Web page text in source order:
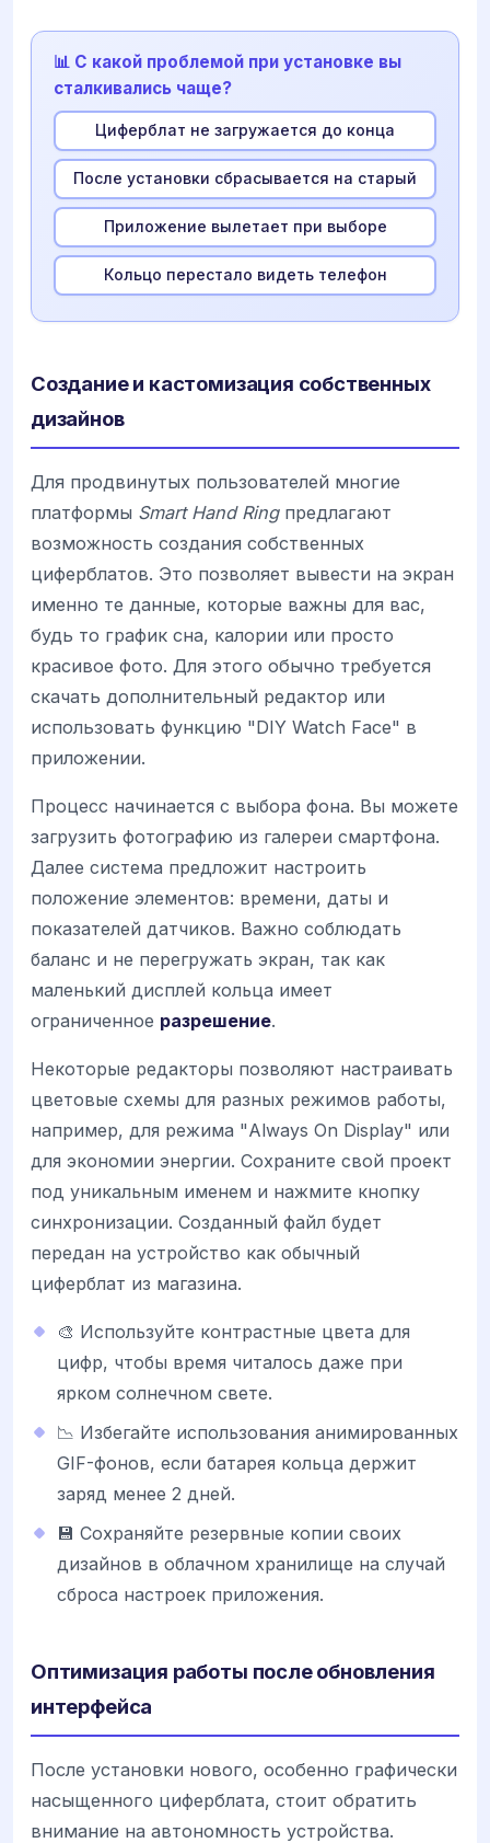
📊 С какой проблемой при установке вы
сталкивались чаще?
Циферблат не загружается до конца
После установки сбрасывается на старый
Приложение вылетает при выборе
Кольцо перестало видеть телефон
Создание и кастомизация собственных
дизайнов
Для продвинутых пользователей многие
платформы Smart Hand Ringпредлагают
возможность создания собственных
циферблатов. Это позволяет вывести на экран
именно те данные, которые важны для вас,
будь то график сна, калории или просто
красивое фото. Для этого обычно требуется
скачать дополнительный редактор или
использовать функцию "DIY Watch Face" в
приложении.
Процесс начинается с выбора фона. Вы можете
загрузить фотографию из галереи смартфона.
Далее система предложит настроить
положение элементов: времени, даты и
показателей датчиков. Важно соблюдать
баланс и не перегружать экран, так как
маленький дисплей кольца имеет
ограниченное разрешение.
Некоторые редакторы позволяют настраивать
цветовые схемы для разных режимов работы,
например, для режима "Always On Display" или
для экономии энергии. Сохраните свой проект
под уникальным именем и нажмите кнопку
синхронизации. Созданный файл будет
передан на устройство как обычный
циферблат из магазина.
🎨 Используйте контрастные цвета для
цифр, чтобы время читалось даже при
ярком солнечном свете.
📉 Избегайте использования анимированных
GIF-фонов, если батарея кольца держит
заряд менее 2 дней.
💾 Сохраняйте резервные копии своих
дизайнов в облачном хранилище на случай
сброса настроек приложения.
Оптимизация работы после обновления
интерфейса
После установки нового, особенно графически
насыщенного циферблата, стоит обратить
внимание на автономность устройства.